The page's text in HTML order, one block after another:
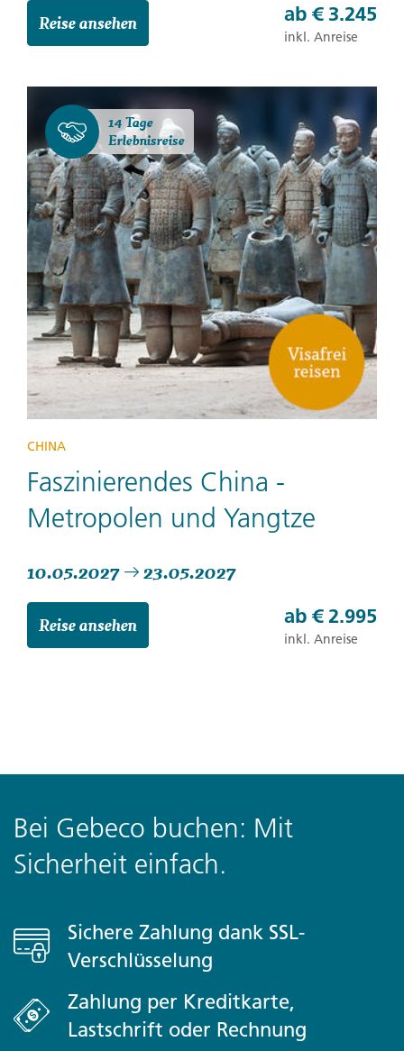
Reise ansehen ab € 3.245
inkl. Anreise
14 Tage
Erlebnisreise
CHINA
Faszinierendes China -
Metropolen und Yangtze
10.05.2027 23.05.2027
Reise ansehen ab € 2.995
inkl. Anreise
Bei Gebeco buchen: Mit
Sicherheit einfach.
Sichere Zahlung dank SSL-
Verschlüsselung
Zahlung per Kreditkarte,
Lastschrift oder Rechnung